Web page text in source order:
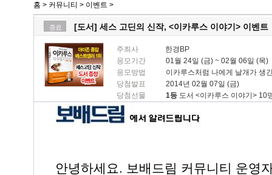
홈 > 커뮤니티 > 이벤트 >
종료 [도서] 세스 고딘의 신작, <이카루스 이야기> 이벤트
주최사
한경BP
응모기간
01월 24일 (금) ~ 02월 06일 (목)
응모방법
이카루스처럼 나에게 날개가 생
당첨발표
2014년 02월 07일 (금)
당첨선물
1등 도서 <이카루스 이야기> 10
안녕하세요. 보배드림 커뮤니티 운영